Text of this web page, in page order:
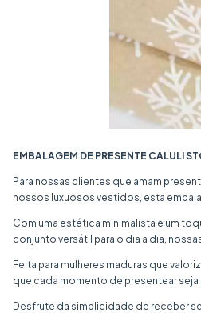
EMBALAGEM DE PRESENTE CALULI
Para nossas clientes que amam
nossos luxuosos vestidos, esta
Com uma estética minimalista e um
conjunto versátil para o dia a dia,
Feita para mulheres maduras que
que cada momento de presentear
Desfrute da simplicidade de receber